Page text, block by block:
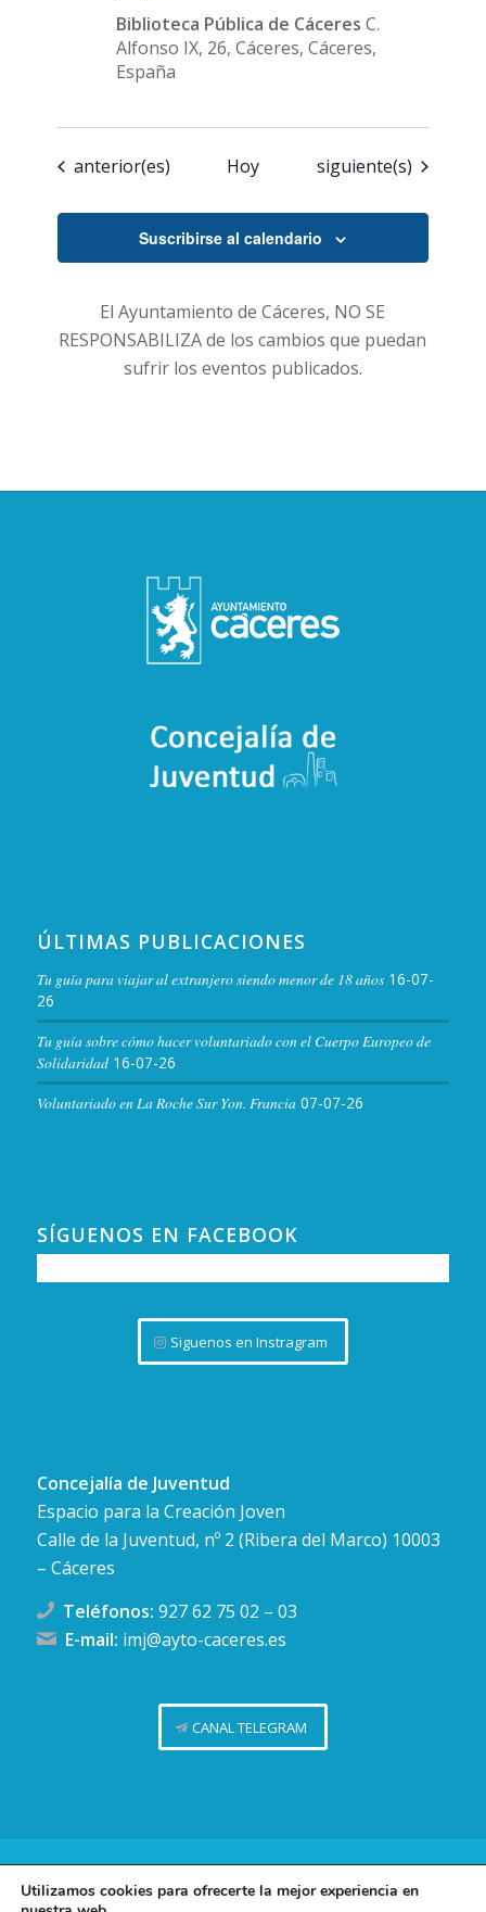
Biblioteca Pública de CáceresC.
Alfonso IX, 26, Cáceres, Cáceres,
España
Eventos
anterior(es) Hoy Eventos
siguiente(s)
Suscribirse al calendario
El Ayuntamiento de Cáceres, NO SE
RESPONSABILIZA de los cambios que puedan
sufrir los eventos publicados.
ÚLTIMAS PUBLICACIONES
Tu guía para viajar al extranjero siendo menor de 18 años 16-07-
26
Tu guía sobre cómo hacer voluntariado con el Cuerpo Europeo de
Solidaridad 16-07-26
Voluntariado en La Roche Sur Yon. Francia 07-07-26
SÍGUENOS EN FACEBOOK
Siguenos en Instragram
Concejalía de Juventud
Espacio para la Creación Joven
Calle de la Juventud, nº 2 (Ribera del Marco) 10003
– Cáceres
Teléfonos: 927 62 75 02 – 03
E-mail: imj@ayto-caceres.es
CANAL TELEGRAM
Concejalía de Juventud (Ayuntamiento de Cáceres)
Utilizamos cookies para ofrecerte la mejor experiencia en